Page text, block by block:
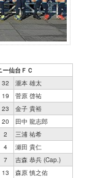
ー仙台ＦＣ
32
瀧本 雄太
19
菅原 啓祐
23
金子 貴裕
20
田中 龍志郎
2
三浦 祐希
4
瀬田 貴仁
7
吉森 恭兵 (Cap.)
13
森原 慎之佑